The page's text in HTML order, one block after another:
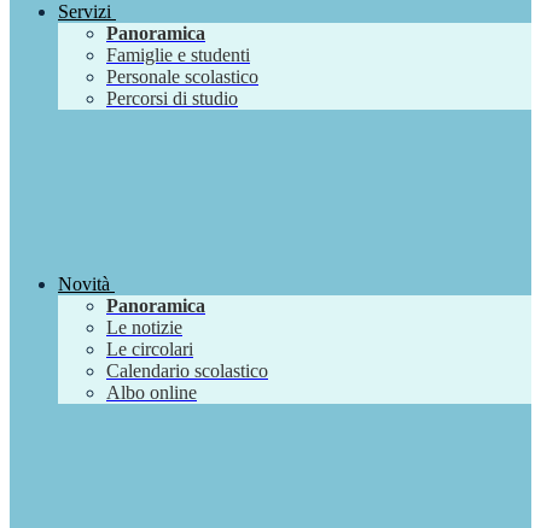
Servizi
Panoramica
Famiglie e studenti
Personale scolastico
Percorsi di studio
Novità
Panoramica
Le notizie
Le circolari
Calendario scolastico
Albo online